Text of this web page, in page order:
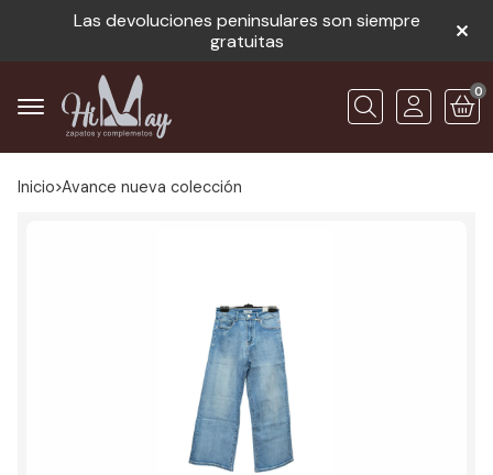
Las devoluciones peninsulares son siempre
gratuitas
Buscar
0
Inicio avance nueva colección